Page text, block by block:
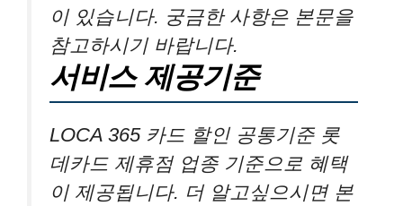
이 있습니다. 궁금한 사항은 본문을
참고하시기 바랍니다.
서비스 제공기준
LOCA 365 카드 할인 공통기준 롯
데카드 제휴점 업종 기준으로 혜택
이 제공됩니다. 더 알고싶으시면 본